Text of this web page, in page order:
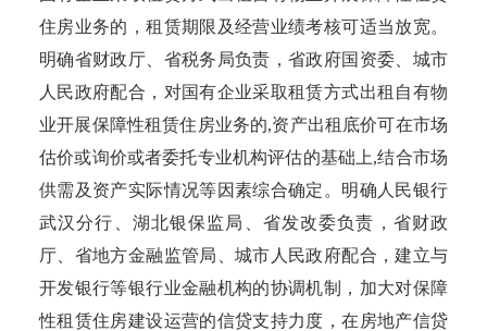
住房业务的，租赁期限及经营业绩考核可适当放宽。
明确省财政厅、省税务局负责，省政府国资委、城市
人民政府配合，对国有企业采取租赁方式出租自有物
业开展保障性租赁住房业务的,资产出租底价可在市场
估价或询价或者委托专业机构评估的基础上,结合市场
供需及资产实际情况等因素综合确定。明确人民银行
武汉分行、湖北银保监局、省发改委负责，省财政
厅、省地方金融监管局、城市人民政府配合，建立与
开发银行等银行业金融机构的协调机制，加大对保障
性租赁住房建设运营的信贷支持力度，在房地产信贷